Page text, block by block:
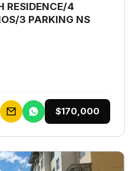
RESIDENCE/4
3 PARKING NS
$170,000